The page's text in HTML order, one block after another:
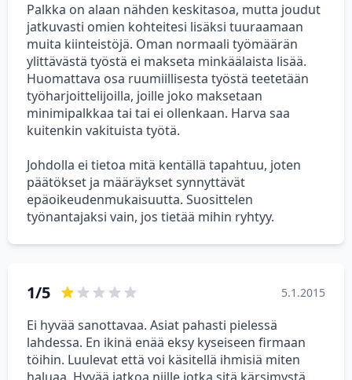
Palkka on alaan nähden keskitasoa, mutta joudut
jatkuvasti omien kohteitesi lisäksi tuuraamaan
muita kiinteistöjä. Oman normaali työmäärän
ylittävästä työstä ei makseta minkäälaista lisää.
Huomattava osa ruumiillisesta työstä teetetään
työharjoittelijoilla, joille joko maksetaan
minimipalkkaa tai tai ei ollenkaan. Harva saa
kuitenkin vakituista työtä.
Johdolla ei tietoa mitä kentällä tapahtuu, joten
päätökset ja määräykset synnyttävät
epäoikeudenmukaisuutta. Suosittelen
työnantajaksi vain, jos tietää mihin ryhtyy.
1/5 5.1.2015
Ei hyvää sanottavaa. Asiat pahasti pielessä
lahdessa. En ikinä enää eksy kyseiseen firmaan
töihin. Luulevat että voi käsitellä ihmisiä miten